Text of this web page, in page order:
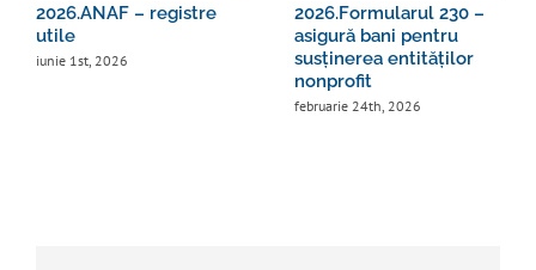
2026.ANAF – registre
utile
iunie 1st, 2026
2026.Formularul 230 –
asigură bani pentru
susținerea entităților
nonprofit
februarie 24th, 2026